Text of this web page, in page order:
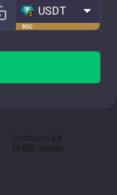
BSC
USDT